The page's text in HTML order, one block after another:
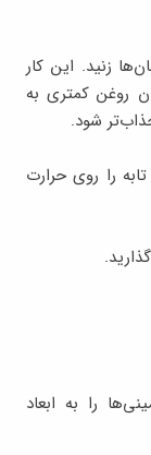
زنید. این کار
روغن کمتری به
شود.
را روی حرارت
را به ابعاد